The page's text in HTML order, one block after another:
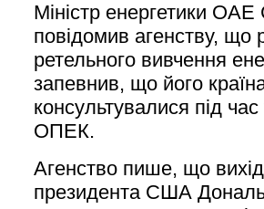
Міністр енергетики
повідомив агенству, що
ретельного вивчення
запевнив, що його
консультувалися під
ОПЕК.
Агенство пише, що
президента США